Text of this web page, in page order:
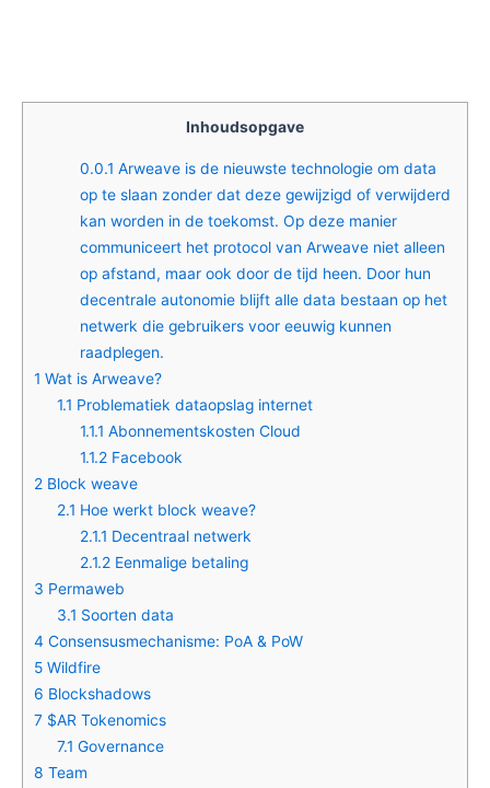
Inhoudsopgave
0.0.1 Arweave is de nieuwste technologie om data
op te slaan zonder dat deze gewijzigd of verwijderd
kan worden in de toekomst. Op deze manier
communiceert het protocol van Arweave niet alleen
op afstand, maar ook door de tijd heen. Door hun
decentrale autonomie blijft alle data bestaan op het
netwerk die gebruikers voor eeuwig kunnen
raadplegen.
1 Wat is Arweave?
1.1 Problematiek dataopslag internet
1.1.1 Abonnementskosten Cloud
1.1.2Facebook
2 Block weave
2.1 Hoe werkt block weave?
2.1.1 Decentraal netwerk
2.1.2Eenmalige betaling
3 Permaweb
3.1 Soorten data
4 Consensusmechanisme: PoA & PoW
5 Wildfire
6 Blockshadows
7 $AR Tokenomics
7.1 Governance
8 Team